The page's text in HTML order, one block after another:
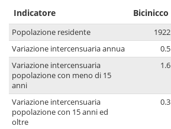
Indicatore Bicinicco
Popolazione residente 1922
Variazione intercensuaria annua
0.5
Variazione intercensuaria
popolazione con meno di 15
anni
1.6
Variazione intercensuaria
popolazione con 15 anni ed
oltre
0.3